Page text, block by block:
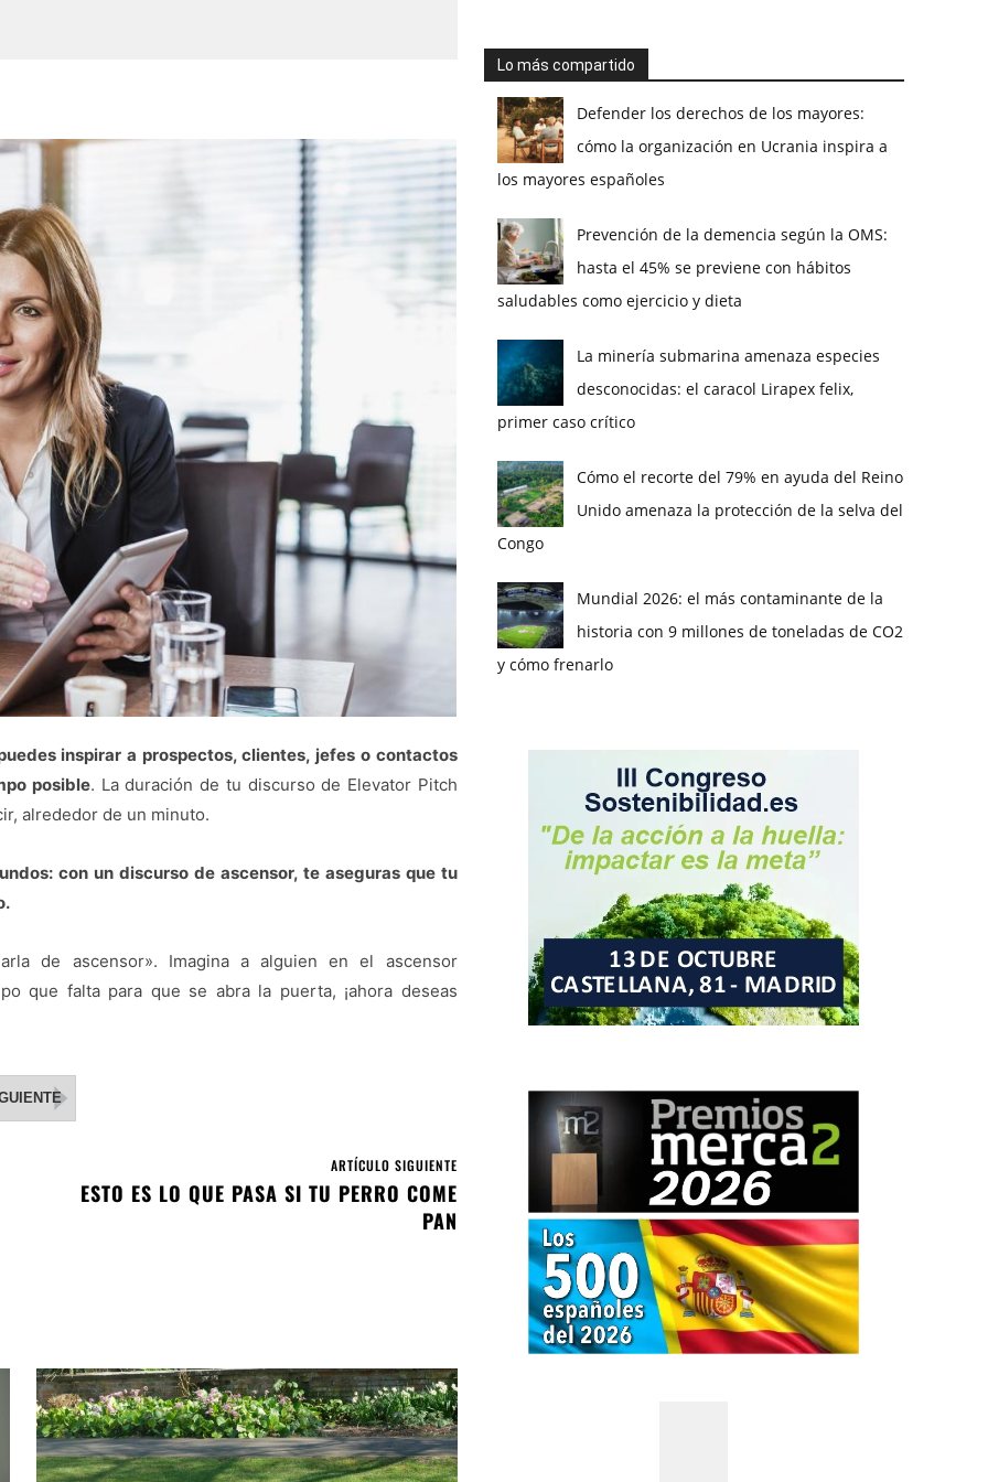
inspirar a prospectos, clientes, jefes o contactos
posible. La duración de tu discurso de Elevator Pitch
alrededor de un minuto.
con un discurso de ascensor, te aseguras que tu
de ascensor». Imagina a alguien en el ascensor
que falta para que se abra la puerta, ¡ahora deseas
ARTÍCULO SIGUIENTE
ESTO ES LO QUE PASA SI TU PERRO COME
PAN
Lo más compartido
Defender los derechos de los mayores:
cómo la organización en Ucrania inspira a
los mayores españoles
Prevención de la demencia según la OMS:
hasta el 45% se previene con hábitos
saludables como ejercicio y dieta
La minería submarina amenaza especies
desconocidas: el caracol Lirapex felix,
primer caso crítico
Cómo el recorte del 79% en ayuda del Reino
Unido amenaza la protección de la selva del
Congo
Mundial 2026: el más contaminante de la
historia con 9 millones de toneladas de CO2
y cómo frenarlo